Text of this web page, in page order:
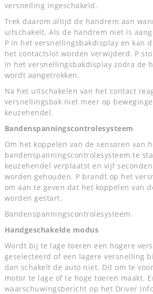
versnelling ingeschakeld.
Trek daarom altijd de handrem aan
uitschakelt. Als de handrem niet is
P in het versnellingsbakdisplay en kan
het contactslot worden verwijderd. P
in het versnellingsbakdisplay zodra de
wordt aangetrokken.
Na het uitschakelen van het contact
versnellingsbak niet meer op
keuzehendel.
Bandenspanningscontrolesysteem
Om het koppelen van de sensoren van
bandenspanningscontrolesysteem te
keuzehendel verplaatst en vijf
worden gehouden. P brandt op het
om aan te geven dat het koppelen van
worden gestart.
Bandenspanningscontrolesysteem.
Handgeschakelde modus
Wordt bij te lage toeren een hogere
geselecteerd of een lagere versnelling
dan schakelt de auto niet. Dit om te
motor te lage of te hoge toeren maakt.
waarschuwingsbericht op het Driver